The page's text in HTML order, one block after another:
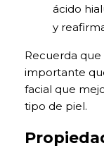
ácido
y
Recuerda que
importante
facial que
tipo de piel.